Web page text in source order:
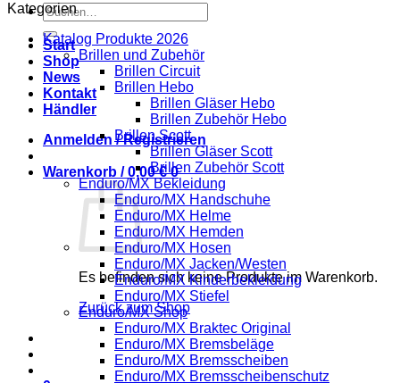
Suchen
nach:
Start
Shop
News
Kontakt
Händler
Anmelden / Registrieren
Warenkorb /0,00€ 0
Es befinden sich keine Produkte im Warenkorb.
Zurück zum Shop
Kategorien
Katalog Produkte 2026
Brillen und Zubehör
Brillen Circuit
Brillen Hebo
Brillen Gläser Hebo
Brillen Zubehör Hebo
Brillen Scott
Brillen Gläser Scott
Brillen Zubehör Scott
Enduro/MX Bekleidung
Enduro/MX Handschuhe
Enduro/MX Helme
Enduro/MX Hemden
Enduro/MX Hosen
Enduro/MX Jacken/Westen
Enduro/MX Kinderbekleidung
Enduro/MX Stiefel
Enduro/MX Shop
Enduro/MX Braktec Original
Enduro/MX Bremsbeläge
Enduro/MX Bremsscheiben
Enduro/MX Bremsscheibenschutz